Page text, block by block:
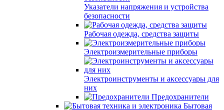
Указатели напряжения и устройства
безопасности
Рабочая одежда, средства защиты
Электроизмерительные приборы
Электроинструменты и аксессуары для
них
Предохранители
Бытовая